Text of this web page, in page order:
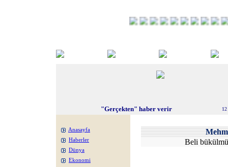
"Gerçekten" haber verir
Anasayfa
Haberler
Dünya
Ekonomi
Beli